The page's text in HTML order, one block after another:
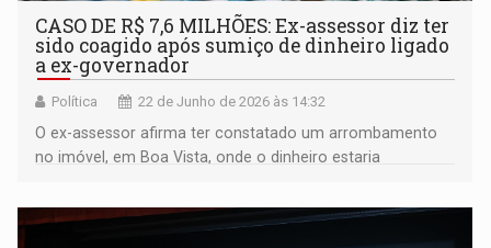
CASO DE R$ 7,6 MILHÕES: Ex-assessor diz ter
sido coagido após sumiço de dinheiro ligado
a ex-governador
Política 22 de Junho de 2026 às 14:32
O ex-assessor afirma ter constatado um arrombamento
no imóvel, em Boa Vista, onde o dinheiro estaria